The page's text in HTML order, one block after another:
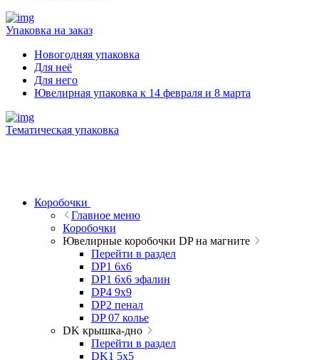
Упаковка на заказ
Новогодняя упаковка
Для неё
Для него
Ювелирная упаковка к 14 февраля и 8 марта
Тематическая упаковка
Коробочки
Главное меню
Коробочки
Ювелирные коробочки DP на магните
Перейти в раздел
DP1 6x6
DP1 6x6 эфалин
DP4 9x9
DP2 пенал
DP 07 колье
DK крышка-дно
Перейти в раздел
DK1 5x5